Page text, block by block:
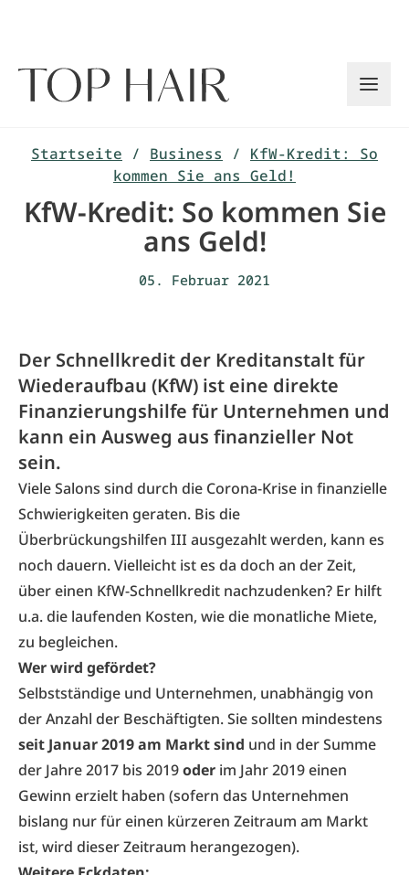
Startseite / Business / KfW-Kredit: So
kommen Sie ans Geld!
KfW-Kredit: So kommen Sie
ans Geld!
05. Februar 2021
Der Schnellkredit der Kreditanstalt für
Wiederaufbau (KfW) ist eine direkte
Finanzierungshilfe für Unternehmen und
kann ein Ausweg aus finanzieller Not
sein.
Viele Salons sind durch die Corona-Krise in finanzielle
Schwierigkeiten geraten. Bis die
Überbrückungshilfen III ausgezahlt werden, kann es
noch dauern. Vielleicht ist es da doch an der Zeit,
über einen KfW-Schnellkredit nachzudenken? Er hilft
u.a. die laufenden Kosten, wie die monatliche Miete,
zu begleichen.
Wer wird gefördet?
Selbstständige und Unternehmen, unabhängig von
der Anzahl der Beschäftigten. Sie sollten mindestens
seit Januar 2019 am Markt sind und in der Summe
der Jahre 2017 bis 2019oder im Jahr 2019 einen
Gewinn erzielt haben (sofern das Unternehmen
bislang nur für einen kürzeren Zeitraum am Markt
ist, wird dieser Zeitraum herangezogen).